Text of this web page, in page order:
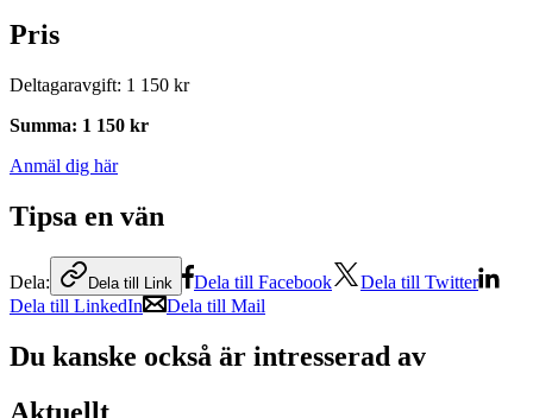
Pris
Deltagaravgift: 1 150 kr
Summa: 1 150 kr
Anmäl dig här
Tipsa en vän
Dela: Dela till Link Dela till Facebook
Dela till Twitter
Dela till LinkedIn
Dela till Mail
Du kanske också är intresserad av